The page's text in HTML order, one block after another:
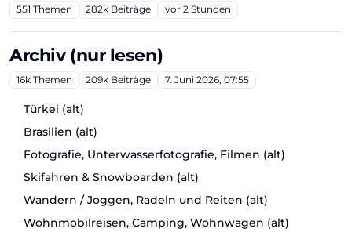
551 Themen 282k Beiträge vor 2 Stunden
Archiv (nur lesen)
16k Themen 209k Beiträge 7. Juni 2026, 07:55
Türkei (alt)
Brasilien (alt)
Fotografie, Unterwasserfotografie, Filmen (alt)
Skifahren & Snowboarden (alt)
Wandern / Joggen, Radeln und Reiten (alt)
Wohnmobilreisen, Camping, Wohnwagen (alt)